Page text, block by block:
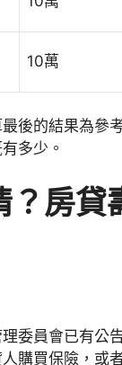
10萬
後的結果為參
多少。
房貸
委員會已有公
購買保險，或